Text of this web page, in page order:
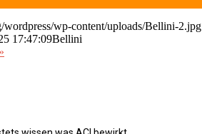
wp-content/uploads/Bellini-2.jpg
17:47:09Bellini
»